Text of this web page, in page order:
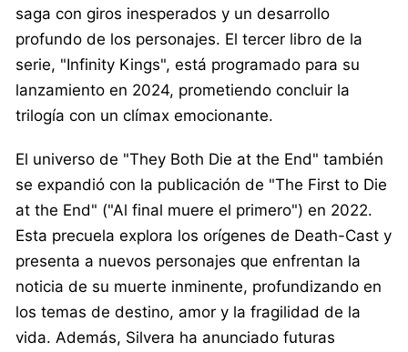
saga con giros inesperados y un desarrollo
profundo de los personajes. El tercer libro de la
serie, "Infinity Kings", está programado para su
lanzamiento en 2024, prometiendo concluir la
trilogía con un clímax emocionante.
El universo de "They Both Die at the End" también
se expandió con la publicación de "The First to Die
at the End" ("Al final muere el primero") en 2022.
Esta precuela explora los orígenes de Death-Cast y
presenta a nuevos personajes que enfrentan la
noticia de su muerte inminente, profundizando en
los temas de destino, amor y la fragilidad de la
vida. Además, Silvera ha anunciado futuras